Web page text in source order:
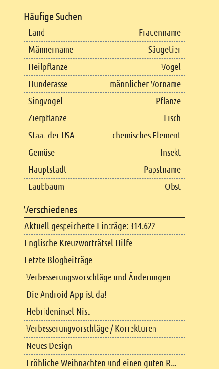
Häufige Suchen
Land
Frauenname
Männername
Säugetier
Heilpflanze
Vogel
Hunderasse
männlicher Vorname
Singvogel
Pflanze
Zierpflanze
Fisch
Staat der USA
chemisches Element
Gemüse
Insekt
Hauptstadt
Papstname
Laubbaum
Obst
Verschiedenes
Aktuell gespeicherte Einträge: 314.622
Englische Kreuzworträtsel Hilfe
Letzte Blogbeiträge
Verbesserungsvorschläge und Änderungen
Die Android-App ist da!
Hebrideninsel Nist
Verbesserungvorschläge / Korrekturen
Neues Design
Fröhliche Weihnachten und einen guten R...